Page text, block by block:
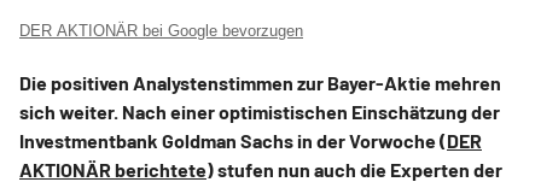
DER AKTIONÄR bei Google bevorzugen
Die positiven Analystenstimmen zur Bayer-Aktie mehren
sich weiter. Nach einer optimistischen Einschätzung der
Investmentbank Goldman Sachs in der Vorwoche (DER
AKTIONÄR berichtete) stufen nun auch die Experten der